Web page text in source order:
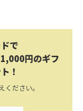
で
円のギフ
！
ださい。